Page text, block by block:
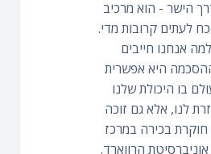
הישר - הוא מרכיב
לעתים קרובות מדי.
אנחנו חייבים
ההסכמה היא אפשרית
בו היכולת שלנו
לנו, אלא גם זוכה
בכירה במרכז
הרווארד.